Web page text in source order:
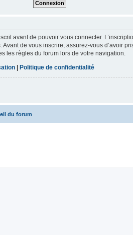
avant de pouvoir vous connecter.
Avant de vous inscrire, assurez-vous d’avoir
les règles du forum lors de votre navigation.
| Politique de confidentialité
du forum